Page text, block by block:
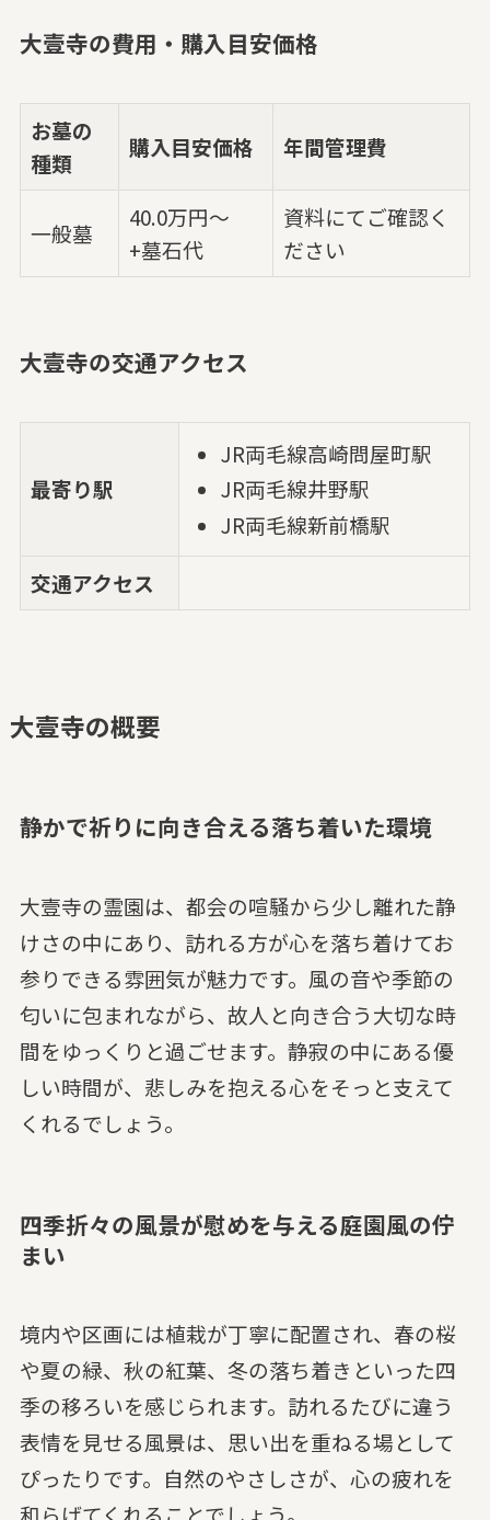
大壹寺の費用・購入目安価格
お墓の
種類
購入目安価格 年間管理費
一般墓
40.0万円～
+墓石代
資料にてご確認く
ださい
大壹寺の交通アクセス
最寄り駅
JR両毛線高崎問屋町駅
JR両毛線井野駅
JR両毛線新前橋駅
交通アクセス
大壹寺の概要
静かで祈りに向き合える落ち着いた環境
大壹寺の霊園は、都会の喧騒から少し離れた静
けさの中にあり、訪れる方が心を落ち着けてお
参りできる雰囲気が魅力です。風の音や季節の
匂いに包まれながら、故人と向き合う大切な時
間をゆっくりと過ごせます。静寂の中にある優
しい時間が、悲しみを抱える心をそっと支えて
くれるでしょう。
四季折々の風景が慰めを与える庭園風の佇
まい
境内や区画には植栽が丁寧に配置され、春の桜
や夏の緑、秋の紅葉、冬の落ち着きといった四
季の移ろいを感じられます。訪れるたびに違う
表情を見せる風景は、思い出を重ねる場として
ぴったりです。自然のやさしさが、心の疲れを